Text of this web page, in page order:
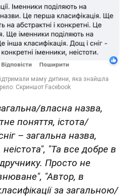
загальна/власна назва,
поняття, істота/
– загальна назва,
"Та все добре в
Просто не
"Автор, в
за загальною/